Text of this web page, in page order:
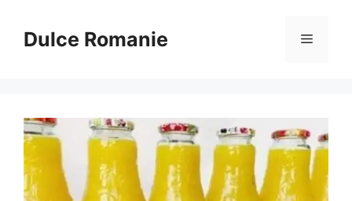
conținutDulce Romanie Meniu